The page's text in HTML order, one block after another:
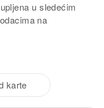
u sledećim
na
karte